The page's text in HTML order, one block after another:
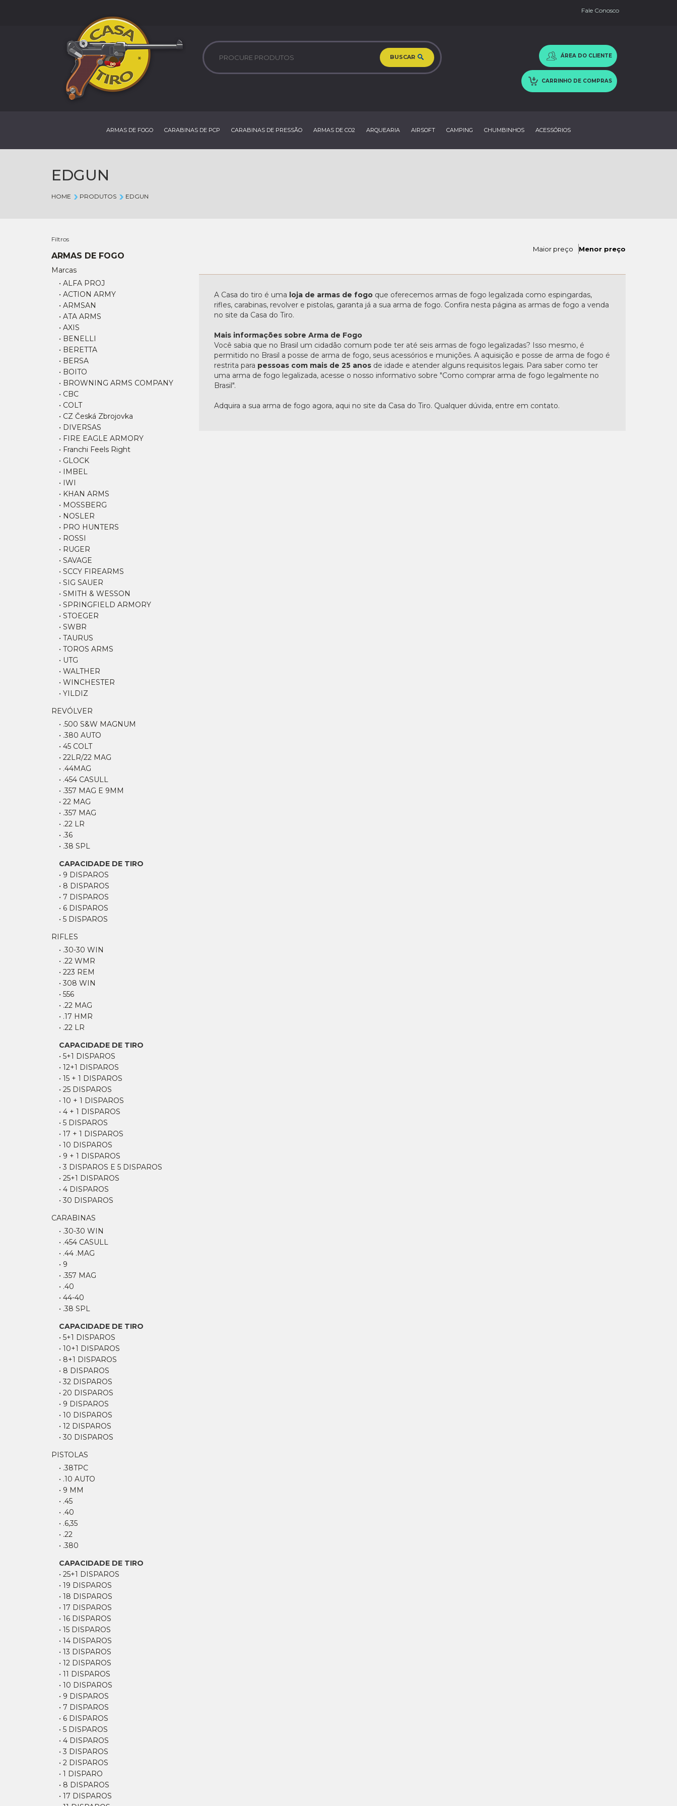
Fale Conosco
BUSCAR ÁREA DO CLIENTE
CARRINHO DE COMPRAS
ARMAS DE FOGO CARABINAS DE PCP CARABINAS DE PRESSÃO ARMAS DE CO2 ARQUEARIA AIRSOFT CAMPING CHUMBINHOS ACESSÓRIOS
EDGUN
HOME PRODUTOS EDGUN
Filtros
ARMAS DE FOGO
Marcas
• ALFA PROJ
• ACTION ARMY
• ARMSAN
• ATA ARMS
• AXIS
• BENELLI
• BERETTA
• BERSA
• BOITO
• BROWNING ARMS COMPANY
• CBC
• COLT
• CZ Česká Zbrojovka
• DIVERSAS
• FIRE EAGLE ARMORY
• Franchi Feels Right
• GLOCK
• IMBEL
• IWI
• KHAN ARMS
• MOSSBERG
• NOSLER
• PRO HUNTERS
• ROSSI
• RUGER
• SAVAGE
• SCCY FIREARMS
• SIG SAUER
• SMITH & WESSON
• SPRINGFIELD ARMORY
• STOEGER
• SWBR
• TAURUS
• TOROS ARMS
• UTG
• WALTHER
• WINCHESTER
• YILDIZ
REVÓLVER
• .500 S&W MAGNUM
• .380 AUTO
• 45 COLT
• 22LR/22 MAG
• .44MAG
• .454 CASULL
• .357 MAG E 9MM
• 22 MAG
• .357 MAG
• .22 LR
• .36
• .38 SPL
CAPACIDADE DE TIRO
• 9 DISPAROS
• 8 DISPAROS
• 7 DISPAROS
• 6 DISPAROS
• 5 DISPAROS
RIFLES
• .30-30 WIN
• .22 WMR
• 223 REM
• 308 WIN
• 556
• .22 MAG
• .17 HMR
• .22 LR
CAPACIDADE DE TIRO
• 5+1 DISPAROS
• 12+1 DISPAROS
• 15 + 1 DISPAROS
• 25 DISPAROS
• 10 + 1 DISPAROS
• 4 + 1 DISPAROS
• 5 DISPAROS
• 17 + 1 DISPAROS
• 10 DISPAROS
• 9 + 1 DISPAROS
• 3 DISPAROS E 5 DISPAROS
• 25+1 DISPAROS
• 4 DISPAROS
• 30 DISPAROS
CARABINAS
• .30-30 WIN
• .454 CASULL
• .44 .MAG
• 9
• .357 MAG
• .40
• 44-40
• .38 SPL
CAPACIDADE DE TIRO
• 5+1 DISPAROS
• 10+1 DISPAROS
• 8+1 DISPAROS
• 8 DISPAROS
• 32 DISPAROS
• 20 DISPAROS
• 9 DISPAROS
• 10 DISPAROS
• 12 DISPAROS
• 30 DISPAROS
PISTOLAS
• .38TPC
• .10 AUTO
• 9 MM
• .45
• .40
• .6,35
• .22
• .380
CAPACIDADE DE TIRO
• 25+1 DISPAROS
• 19 DISPAROS
• 18 DISPAROS
• 17 DISPAROS
• 16 DISPAROS
• 15 DISPAROS
• 14 DISPAROS
• 13 DISPAROS
• 12 DISPAROS
• 11 DISPAROS
• 10 DISPAROS
• 9 DISPAROS
• 7 DISPAROS
• 6 DISPAROS
• 5 DISPAROS
• 4 DISPAROS
• 3 DISPAROS
• 2 DISPAROS
• 1 DISPARO
• 8 DISPAROS
• 17 DISPAROS
Maior preço Menor preço
A Casa do tiro é uma loja de armas de fogoque oferecemos armas de fogo legalizada como espingardas,
rifles, carabinas, revolver e pistolas, garanta já a sua arma de fogo. Confira nesta página as armas de fogo a venda
no site da Casa do Tiro.
Mais informações sobre Arma de Fogo
Você sabia que no Brasil um cidadão comum pode ter até seis armas de fogo legalizadas? Isso mesmo, é
permitido no Brasil a posse de arma de fogo, seus acessórios e munições. A aquisição e posse de arma de fogo é
restrita para pessoas com mais de 25 anosde idade e atender alguns requisitos legais. Para saber como ter
uma arma de fogo legalizada, acesse o nosso informativo sobre "Como comprar arma de fogo legalmente no
Brasil".
Adquira a sua arma de fogo agora, aqui no site da Casa do Tiro. Qualquer dúvida, entre em contato.